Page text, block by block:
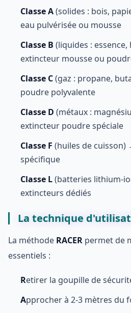
Classe A(solides : bois,
eau pulvérisée ou mousse
Classe B (liquides :
extincteur mousse ou
Classe C(gaz : propane,
poudre polyvalente
Classe D (métaux :
extincteur poudre spéciale
Classe F (huiles de
spécifique
Classe L(batteries lithium-
extincteurs dédiés
La technique
La méthode RACER permet de
essentiels :
Retirer la goupille de
Approcher à 2-3 mètres du